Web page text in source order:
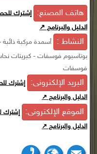
هاتف المصنع: إشترك
الدليل والبرنامج ↗
النشاط :
أسمدة مركبة
بوتاسيوم فوسفات - كبريتات
فوسفات
البريد الإلكترونى: إشترك
الدليل والبرنامج ↗
الموقع الإلكترونى: إشترك
الدليل والبرنامج ↗